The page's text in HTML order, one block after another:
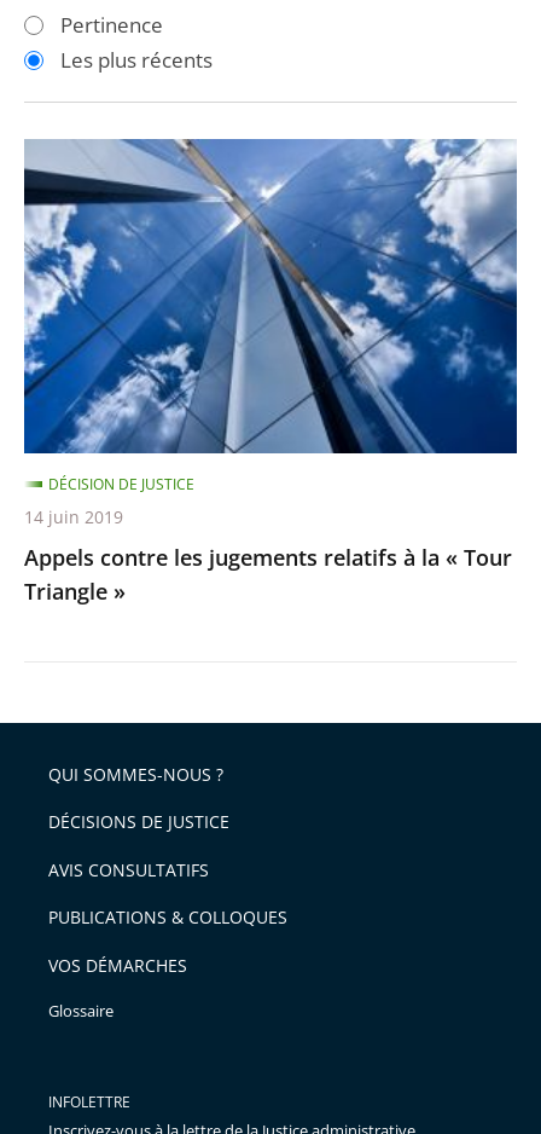
les
filtres
les
filtres
Pertinence
Les plus récents
contre
les
jugements
relatifs
à
la
«
Tour
Triangle
»
Appels contre les jugements relatifs à la « Tour
Triangle »
DÉCISION DE JUSTICE
14 juin 2019
QUI SOMMES-NOUS ?
DÉCISIONS DE JUSTICE
AVIS CONSULTATIFS
PUBLICATIONS & COLLOQUES
VOS DÉMARCHES
Glossaire
INFOLETTRE